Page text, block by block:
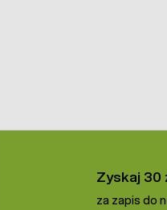
Zyskaj 30
za zapis do